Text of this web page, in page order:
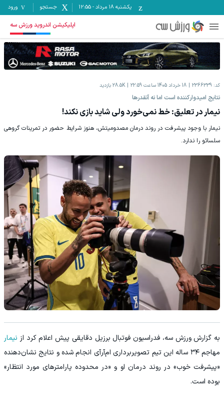
یکشنبه ۱۸ مرداد -
12:55 جستجو ورود
اپلیکیشن اندروید ورزش سه
کد: 2366339 18 خرداد 1405 ساعت 22:59 28.5K بازدید
‫نتایج امیدوارکننده است اما نه آنقدرها
نیمار در تعلیق: خط نمی‌خورد ولی شاید بازی نکند!
‫نیمار با وجود پیشرفت در روند درمان مصدومیتش، هنوز شرایط حضور در تمرینات گروهی
سلسائو را ندارد.
‫به گزارش ورزش سه، فدراسیون فوتبال برزیل دقایقی پیش اعلام کرد از نیمار
مهاجم ۳۴ ساله این تیم تصویربرداری ام‌آرآی انجام شده و نتایج نشان‌دهنده
«پیشرفت خوب» در روند درمان او و «در محدوده پارامترهای مورد انتظار»
بوده است.